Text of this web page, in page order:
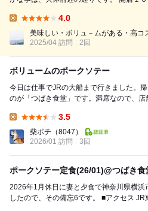
内される。 とても気楽な接客でした。 今日のラインナップ ナスと豚肉
のピリ辛炒め定食...
4.0
美味しい・ボリュ－ムがある・高コ
2025/04 訪問
2回
ボリュームのポークソテー
今日は仕事でJRの大船まで行きました。
のが「つばき食堂」です。満席なので、
3.5
柴ポチ （8047）
2026/01 訪問
3回
ポークソテー定食(26/01)@つばき
2026年1月休日に妻と夕食で神奈川県横浜
したので、その備忘6です。 ■アクセス JR東日本本郷台駅から徒歩1.6km